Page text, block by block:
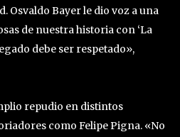
Osvaldo Bayer le dio voz a una
de nuestra historia con ‘La
debe ser respetado»,
repudio en distintos
como Felipe Pigna. «No